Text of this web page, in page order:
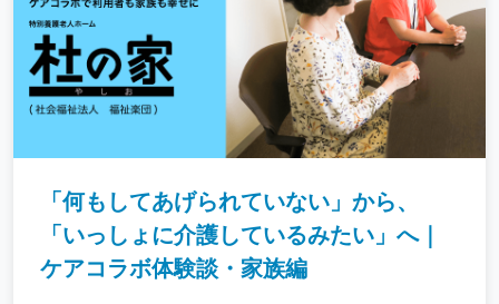
「何もしてあげられていない」から、
「いっしょに介護しているみたい」へ｜
ケアコラボ体験談・家族編